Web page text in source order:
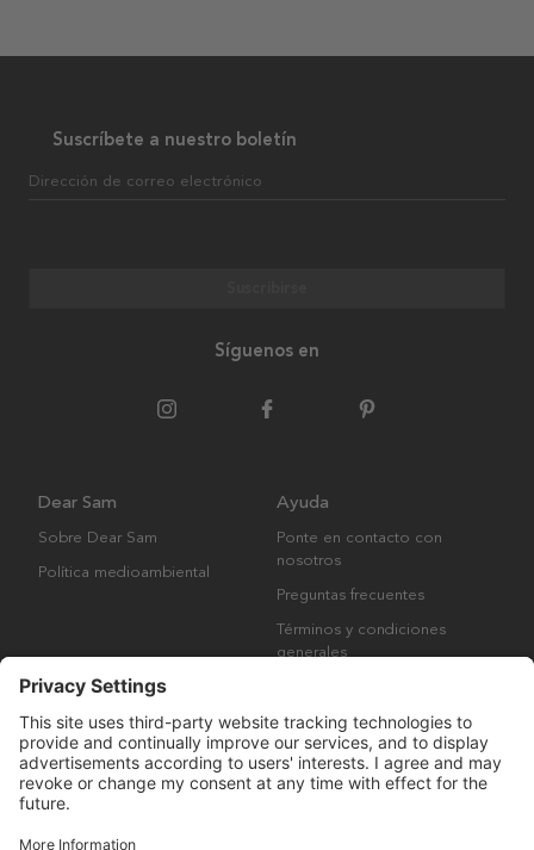
Suscríbete a nuestro boletín
Dirección de correo electrónico
Síguenos en
Dear Sam
Sobre Dear Sam
Política medioambiental
Ayuda
Ponte en contacto con
nosotros
Preguntas frecuentes
Términos y condiciones
generales
Derechos de autor © Many Brands AB 2023. Todos los derechos